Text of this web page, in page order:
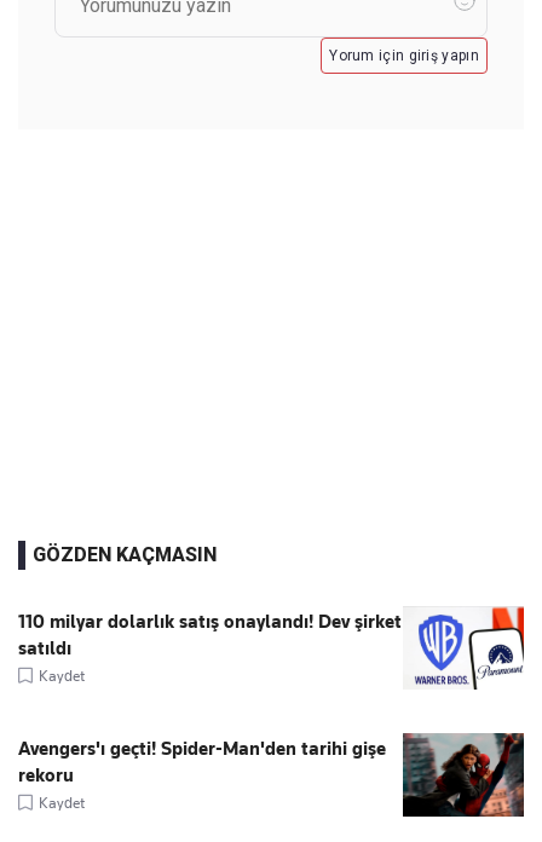
Yorum için giriş yapın
GÖZDEN KAÇMASIN
110 milyar dolarlık satış onaylandı! Dev şirket
satıldı
Kaydet
Avengers'ı geçti! Spider-Man'den tarihi gişe
rekoru
Kaydet